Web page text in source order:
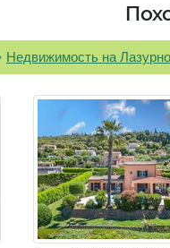
Недвижимость на